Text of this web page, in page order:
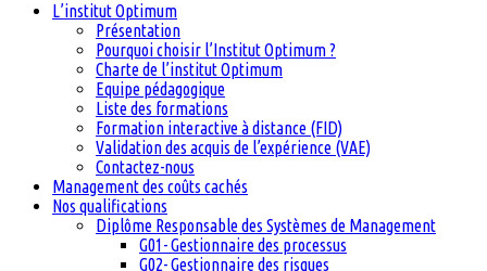
L’institut Optimum
Présentation
Pourquoi choisir l’Institut Optimum ?
Charte de l’institut Optimum
Equipe pédagogique
Liste des formations
Formation interactive à distance (FID)
Validation des acquis de l’expérience (VAE)
Contactez-nous
Management des coûts cachés
Nos qualifications
Diplôme Responsable des Systèmes de Management
G01- Gestionnaire des processus
G02- Gestionnaire des risques